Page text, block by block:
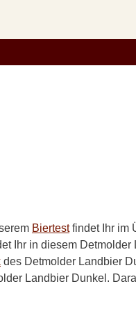
Biertestfindet Ihr im
Ihr in diesem
des Detmolder Landbier
Landbier Dunkel.